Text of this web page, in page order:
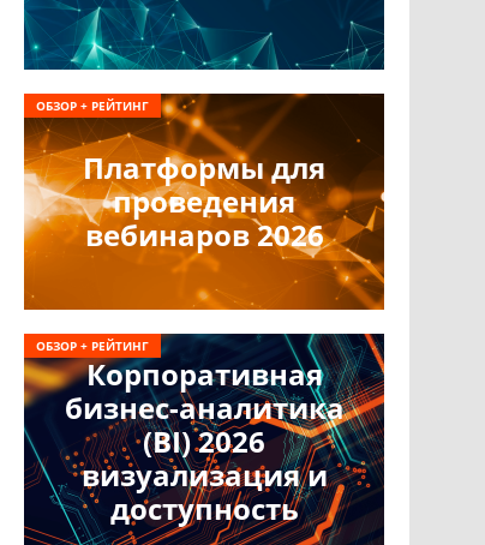
Платформы для
проведения
вебинаров 2026
ОБЗОР + РЕЙТИНГ
Корпоративная
бизнес-аналитика
(BI) 2026
визуализация и
доступность
ОБЗОР + РЕЙТИНГ